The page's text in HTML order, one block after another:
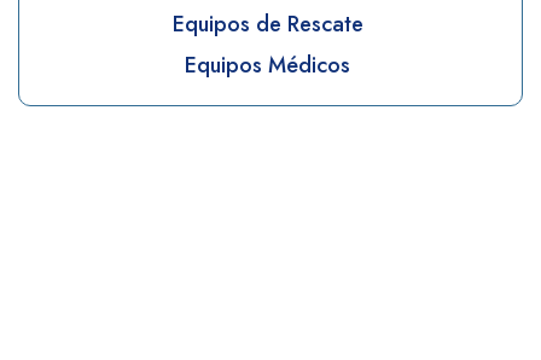
Equipos de Rescate
Equipos Médicos